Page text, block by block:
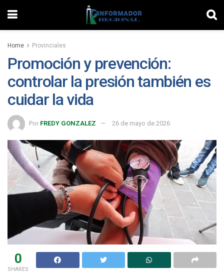
Home Provinciales
Promoción y prevención:
controlar la presión también es
cuidar la vida
Por FREDY GONZALEZ 26 de mayo de 2026
0
SHARES